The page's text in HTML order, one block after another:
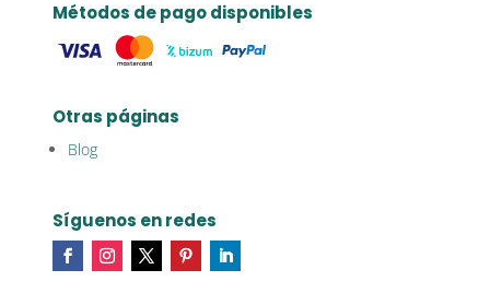
Métodos de pago disponibles
Otras páginas
Blog
Síguenos en redes